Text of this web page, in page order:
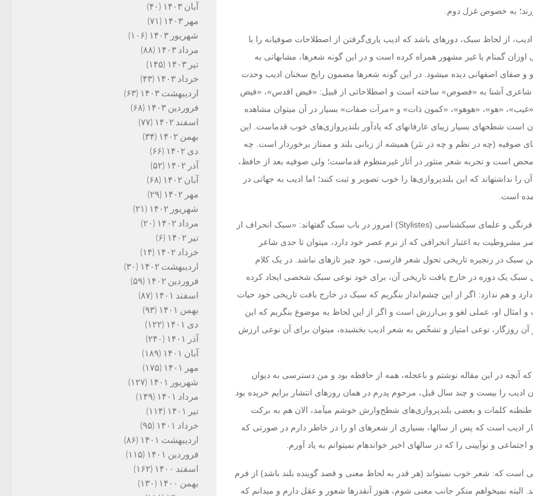
به خصوص غزل دوم.
از لحاظ سبک، دوره‏ای باشد که ادیب یاری‌گرفتن از اصطلاحات صوفیانه را با
گمنام یا غیر مشهور همراه کرده است و در این گونه شعرها، مشابهاتی به
و صفای اصفهانی دیده می‏شود. در این گونه شعرها مضمون رایج سخنان ادیب وحدت
شاعری آشنا به «فصوص» ساخته است و اصطلاحاتی از قبیل: «فیض اقدس»، «فیض
«هو»، «هوهو»، «کمون ذات» و «مرآت صفات» بسیار در آن می‏توان مشاهده
است شطحهای بسیار زیبای عارفانه‏ای که یادآور بلندپروازی‌های خوب قدماست. این
صوفیه (چه در نظم و چه ‏در نثر) همیشه از زبانی بلند و ممتاز برخوردار است. چه
است و تجربه شعر منثور در آثار غیرمنظوم قدماست؛ ولی صوفیه بعد از حافظ،
نداشته‏اند که این بلندپروازی‌ها را خوب تصویر و ثبت کنند؛ اما ادیب به جهاتی در
است.
اگر چنان که ناقدان بزرگ فرنگی و علمای سبک‏شناسی (Stylistes) امروز در باب سبک گفته‏اند: «سبک انحراف از
مشروطیت به اعتبار انحرافی که از نرم عصر خود دارد، می‏توان تا حدی شاعر
سبک در زنجیره تاریخی تحول شعر فارسی، خود چیز تازه‏ای نباشد. در یک کلام
سبک یک دوره در خارج بافت تاریخی آن، برای خود نوعی سبک شخصی ایجاد کرده‏
و هم ندارد: اگر از این چشم‌انداز بنگریم که سبک در خارج بافت تاریخی خود حیات‏
و امثال او، عملی لغو و بی‌ارزش است و اگر از این لحاظ به موضوع بنگریم که این
آن روزگار، نوعی امتیاز و تشخّص به شعر ادیب بخشیده، می‏توان برای آن نوعی ارزش
که آنچه در این مقاله نوشتم و باعجله، همه از حافظه بود و من دسترسی به دیوان
ادیب را بیست و چند سال قبل، مرحوم پدرم در همان روزهای انتشار برایم خریده بود
کلمات و بعضی بلندپروازی‌های شطح‌وارش خوشم می‏آمد، الان هم به برکت
ادیب است که پس از سالها، بسیاری از شعرهای او را در خاطر دارم در صورتی که
و نوآیینی را که در سالهای اخیر خوانده‏ام نمی‏توانم به یاد آورم.
که: شعر خوب نمی‏تواند (هر قدر به لحاظ معنی و قصد گوینده بلند باشد) از فرم
البته نمی‏خواهم منکر جانب معنی شوم، هنوز آنقدرها شعور و عقل دارم و می‏دانم که
آبان ۱۴۰۳
(۴۰)
مهر ۱۴۰۳
(۷۱)
شهریور ۱۴۰۳
(۱۰۶)
مرداد ۱۴۰۳
(۸۸)
تیر ۱۴۰۳
(۱۴۵)
خرداد ۱۴۰۳
(۴۳)
اردیبهشت ۱۴۰۳
(۶۳)
فروردین ۱۴۰۳
(۶۸)
اسفند ۱۴۰۲
(۷۷)
بهمن ۱۴۰۲
(۳۴)
دی ۱۴۰۲
(۶۶)
آذر ۱۴۰۲
(۵۲)
آبان ۱۴۰۲
(۶۸)
مهر ۱۴۰۲
(۲۹)
شهریور ۱۴۰۲
(۲۱)
مرداد ۱۴۰۲
(۲۰)
تیر ۱۴۰۲
(۶)
خرداد ۱۴۰۲
(۱۴)
اردیبهشت ۱۴۰۲
(۳۰)
فروردین ۱۴۰۲
(۵۹)
اسفند ۱۴۰۱
(۸۷)
بهمن ۱۴۰۱
(۹۳)
دی ۱۴۰۱
(۱۲۲)
آذر ۱۴۰۱
(۲۴۰)
آبان ۱۴۰۱
(۱۸۹)
مهر ۱۴۰۱
(۱۷۵)
شهریور ۱۴۰۱
(۱۲۷)
مرداد ۱۴۰۱
(۱۴۹)
تیر ۱۴۰۱
(۱۱۴)
خرداد ۱۴۰۱
(۹۵)
اردیبهشت ۱۴۰۱
(۸۶)
فروردین ۱۴۰۱
(۱۱۵)
اسفند ۱۴۰۰
(۱۶۲)
بهمن ۱۴۰۰
(۱۳۰)